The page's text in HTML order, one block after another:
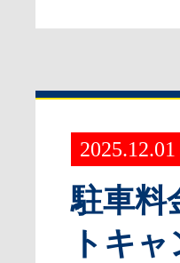
2025.12.01
駐車料
トキ